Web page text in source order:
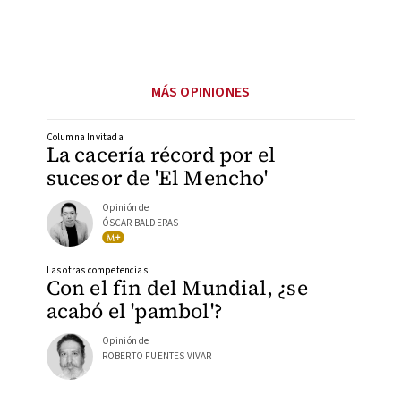
MÁS OPINIONES
La cacería récord por el
sucesor de 'El Mencho'
Columna Invitada
Opinión de
ÓSCAR BALDERAS
Con el fin del Mundial, ¿se
acabó el 'pambol'?
Las otras competencias
Opinión de
ROBERTO FUENTES VIVAR